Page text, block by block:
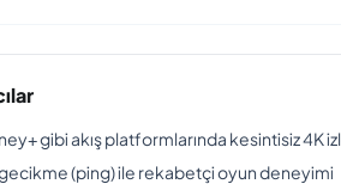
gibi akış platformlarında kesintisiz 4K
(ping) ile rekabetçi oyun deneyimi